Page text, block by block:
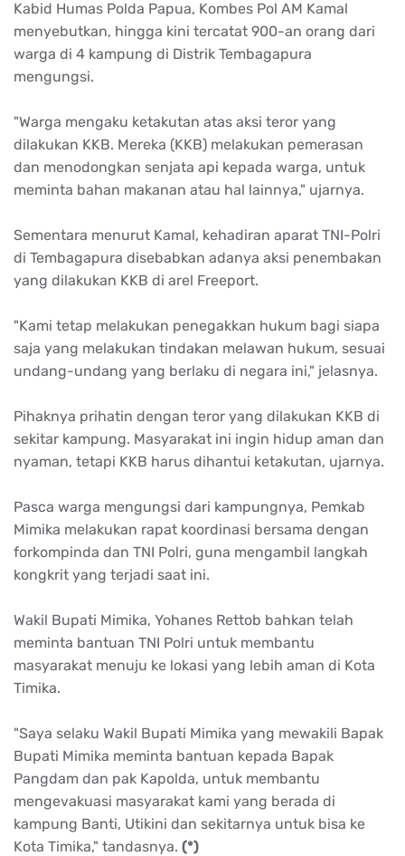
Kabid Humas Polda Papua, Kombes Pol AM Kamal
menyebutkan, hingga kini tercatat 900-an orang dari
warga di 4 kampung di Distrik Tembagapura
mengungsi.
"Warga mengaku ketakutan atas aksi teror yang
dilakukan KKB. Mereka (KKB) melakukan pemerasan
dan menodongkan senjata api kepada warga, untuk
meminta bahan makanan atau hal lainnya," ujarnya.
Sementara menurut Kamal, kehadiran aparat TNI-Polri
di Tembagapura disebabkan adanya aksi penembakan
yang dilakukan KKB di arel Freeport.
"Kami tetap melakukan penegakkan hukum bagi siapa
saja yang melakukan tindakan melawan hukum, sesuai
undang-undang yang berlaku di negara ini," jelasnya.
Pihaknya prihatin dengan teror yang dilakukan KKB di
sekitar kampung. Masyarakat ini ingin hidup aman dan
nyaman, tetapi KKB harus dihantui ketakutan, ujarnya.
Pasca warga mengungsi dari kampungnya, Pemkab
Mimika melakukan rapat koordinasi bersama dengan
forkompinda dan TNI Polri, guna mengambil langkah
kongkrit yang terjadi saat ini.
Wakil Bupati Mimika, Yohanes Rettob bahkan telah
meminta bantuan TNI Polri untuk membantu
masyarakat menuju ke lokasi yang lebih aman di Kota
Timika.
"Saya selaku Wakil Bupati Mimika yang mewakili Bapak
Bupati Mimika meminta bantuan kepada Bapak
Pangdam dan pak Kapolda, untuk membantu
mengevakuasi masyarakat kami yang berada di
kampung Banti, Utikini dan sekitarnya untuk bisa ke
Kota Timika," tandasnya. (*)